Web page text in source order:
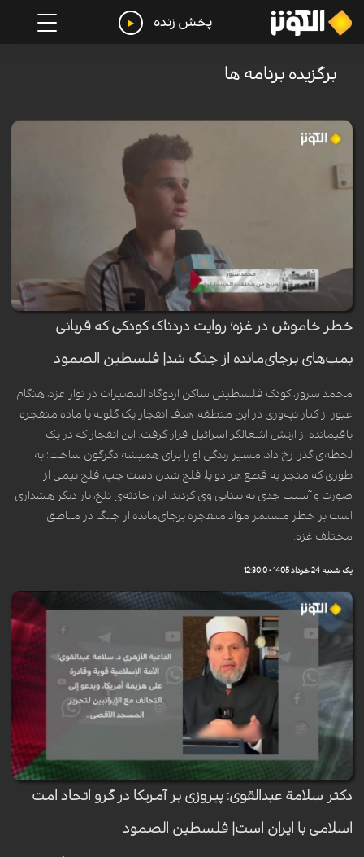
پخش زنده
برگزيده برنامه ها
خطر خاموش در غزه؛ روایت دردناک کودکی که قربانی
بمب‌های برجای‌مانده از جنگ شد| فلسطین الصمود
محمد سرور، کودک فلسطینی ساکن اردوگاه النصیرات در نوار غزه، هنگام
عبور از کنار تپه‌وری در این منطقه، هدف انفجار یک گلوله یا ماده منفجره
باقیمانده از ارتش اشغالگر اسرائیل قرار گرفت. این انفجار که در یک
لحظه‌ی گذرا رخ داد، مسیر زندگی او را برای همیشه دگرگون ساخت؛ به
طوری که منجر به قطع هر دو پا، فلج شدن دست چپ، فلج نیمی از
صورت و آسیب جدی به بینایی وی گردید. این حادثه‌ی تلخ، بار دیگر هشداری
است بر خطر مستمر مواد منفجره برجای‌مانده از جنگ در مناطق
مختلف غزه.
یک شنبه 24 خرداد 1405 - 12:30:0
دکتر سلامة عبدالقوی: پیروزی بر آمریکا در گرو اتحاد امت
اسلامی با ایران است| فلسطين الصمود